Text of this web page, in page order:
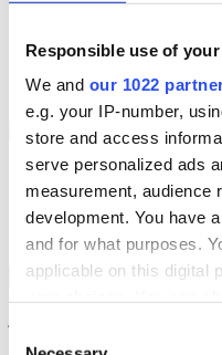
Responsible use of
We and our 1022
e.g. your IP-number,
store and access
serve personalized ads
measurement, audience
development. You have
and for what purposes.
applicable on this digital
the Privacy trigger icon.
Consent
Region
Klantenportaal
Contact
Back to Menu Branches
Groothandel
Automotive
Verhuur
Field Service
Back to Branches
Vergroot je ordercapaciteit